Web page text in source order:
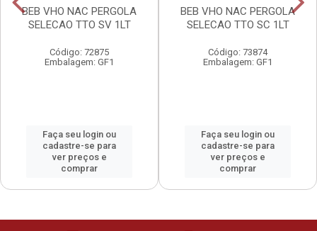
BEB VHO NAC PERGOLA
SELECAO TTO SV 1LT
Código: 72875
Embalagem: GF1
Faça seu login ou
cadastre-se para
ver preços e
comprar
BEB VHO NAC PERGOLA
SELECAO TTO SC 1LT
Código: 73874
Embalagem: GF1
Faça seu login ou
cadastre-se para
ver preços e
comprar